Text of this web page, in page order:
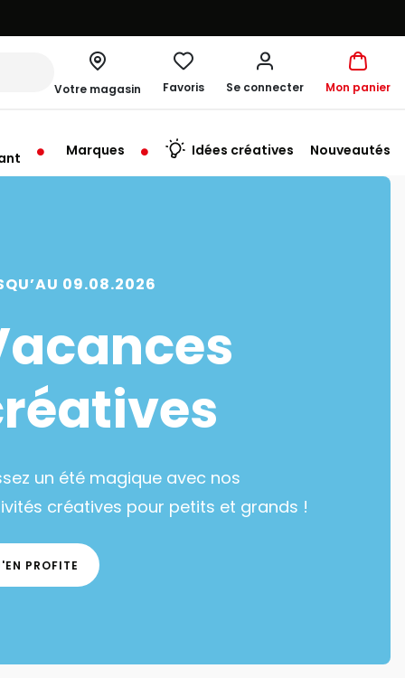
Votre magasin
à 10:00
Favoris Se connecter Mon panier
Marques Idées créatives Nouveautés
09.08.2026
un été magique avec nos
créatives pour petits et grands !
PROFITE